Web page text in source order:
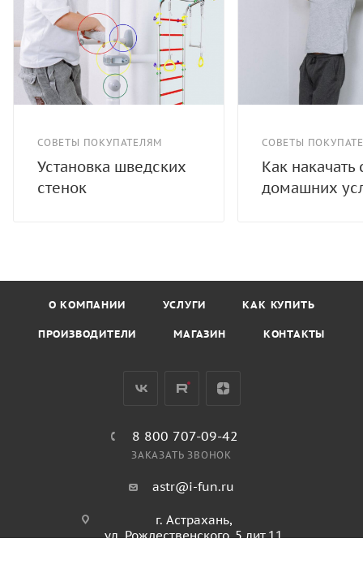
СОВЕТЫ ПОКУПАТЕЛЯМ
Установка шведских
стенок
СОВЕТЫ
Как накачать
домашних
О КОМПАНИИ УСЛУГИ КАК КУПИТЬ
ПРОИЗВОДИТЕЛИ МАГАЗИН КОНТАКТЫ
8 800 707-09-42
ЗАКАЗАТЬ ЗВОНОК
astr@i-fun.ru
г. Астрахань,
ул. Рождественского, 5 лит.11